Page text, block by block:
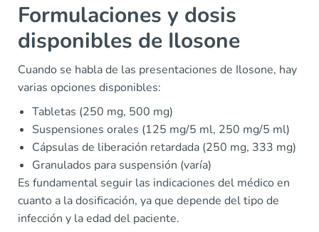
Formulaciones y dosis
disponibles de Ilosone
Cuando se habla de las presentaciones de Ilosone, hay
varias opciones disponibles:
Tabletas (250 mg, 500 mg)
Suspensiones orales (125 mg/5 ml, 250 mg/5 ml)
Cápsulas de liberación retardada (250 mg, 333 mg)
Granulados para suspensión (varía)
Es fundamental seguir las indicaciones del médico en
cuanto a la dosificación, ya que depende del tipo de
infección y la edad del paciente.